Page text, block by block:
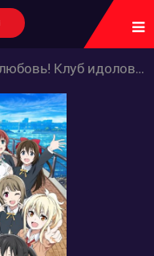
идолов старшей школы Нидзигасаки 2 Сезон